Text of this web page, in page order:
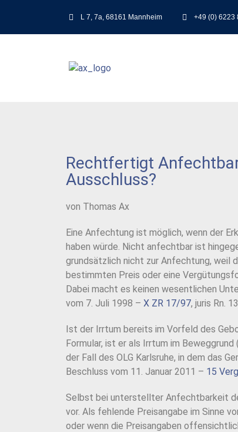
L 7, 7a, 68161 Mannheim +49 (0) 6223
Rechtfertigt
Ausschluss?
von Thomas Ax
Eine Anfechtung ist möglich, wenn der
haben würde. Nicht anfechtbar ist
grundsätzlich nicht zur Anfechtung, weil
bestimmten Preis oder eine
Dabei macht es keinen wesentlichen
vom 7. Juli 1998 – X ZR 17/97, juris Rn.
Ist der Irrtum bereits im Vorfeld des
Formular, ist er als Irrtum im
der Fall des OLG Karlsruhe, in dem das
Beschluss vom 11. Januar 2011 – 15
Selbst bei unterstellter Anfechtbarkeit
vor. Als fehlende Preisangabe im Sinne
oder wenn die Preisangaben